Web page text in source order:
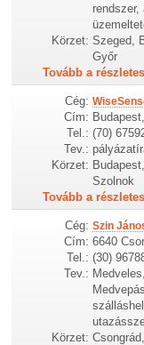
Körzet: Szeged,
Győr
Tovább a
Cég:
Cím:
Tel.: (70)
Tev.:
Körzet:
Szolnok
Tovább a
Cég: Szin
Cím: 6640
Tel.: (30)
Tev.:
Körzet: